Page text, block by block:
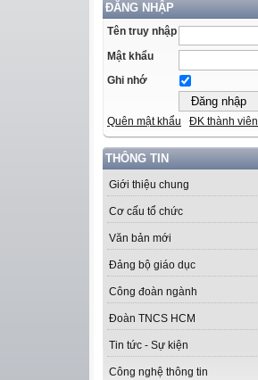
ĐĂNG NHẬP
Tên truy nhập
Mật khẩu
Ghi nhớ
Quên mật khẩu ĐK thành viên
THÔNG TIN
Giới thiệu chung
Cơ cấu tổ chức
Văn bản mới
Đảng bộ giáo dục
Công đoàn ngành
Đoàn TNCS HCM
Tin tức - Sự kiện
Công nghệ thông tin